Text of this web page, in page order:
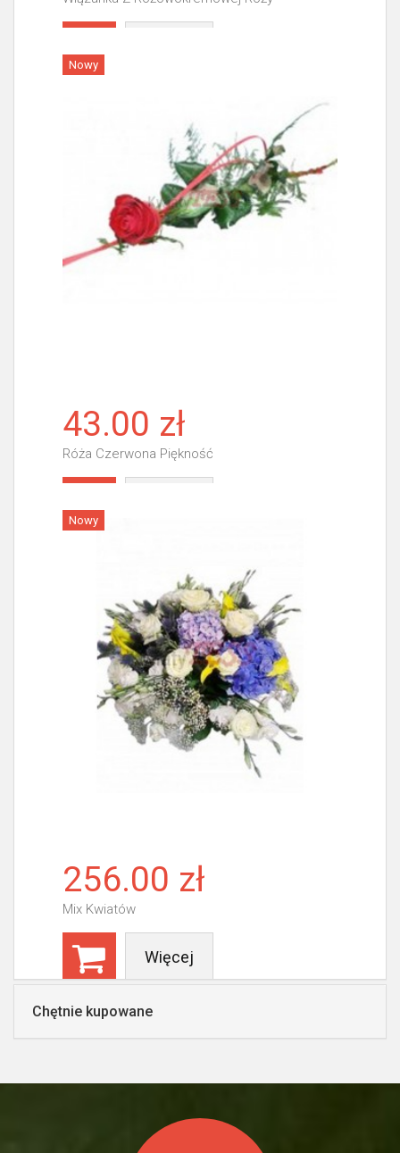
Nowy
43.00 zł
Róża Czerwona Piękność
Nowy
256.00 zł
Mix Kwiatów
Więcej
Chętnie kupowane